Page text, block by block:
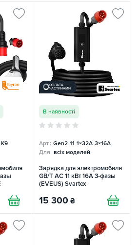
K9
ОПЛАТА
ЧАСТИНАМИ
В наявності
Арт.: Gen2-11-1×32А-3×16A-
Для всіх моделей
Зарядка для электромобиля
GB/T AC 11 кВт 16А 3-фазы
(EVEUS) Svartex
15 300 ₴